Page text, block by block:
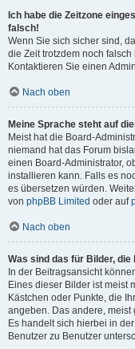
Ich habe die Zeitzone
falsch!
Wenn Sie sich sicher sind,
die Zeit trotzdem noch
Kontaktieren Sie einen
Nach oben
Meine Sprache steht auf
Meist hat die Board-
niemand hat das Forum
einen Board-Administrator,
installieren kann. Falls es
es übersetzen würden.
von phpBB Limited oder auf
Nach oben
Was sind das für Bilder,
In der Beitragsansicht
Eines dieser Bilder ist meist
Kästchen oder Punkte, die
angeben. Das andere, meist
Es handelt sich hierbei in
Benutzer zu Benutzer